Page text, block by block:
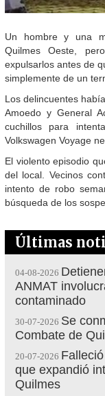
Un hombre y una
Quilmes Oeste,
expulsarlos antes de
simplemente de un
Los delincuentes
Amoedo y General
cuchillos para
Volkswagen Voyage
El violento episodio
del local. Vecinos
intento de robo
búsqueda de los
Últimas
04-08-2026
ANMAT
contaminado
30-07-2026 Se
Combate de
20-07-2026
que expandió
Quilmes